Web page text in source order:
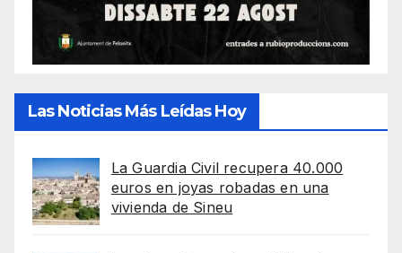
Las Noticias Más Leídas Hoy
La Guardia Civil recupera 40.000
euros en joyas robadas en una
vivienda de Sineu